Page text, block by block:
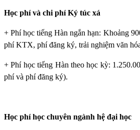
Học phí và chi phí Ký túc xá
+ Phí học tiếng Hàn ngắn hạn: Khoảng
phí KTX, phí đăng ký, trải nghiệm văn
+ Phí học tiếng Hàn theo học kỳ:
phí và phí đăng ký).
Học phí học chuyên ngành hệ đại học